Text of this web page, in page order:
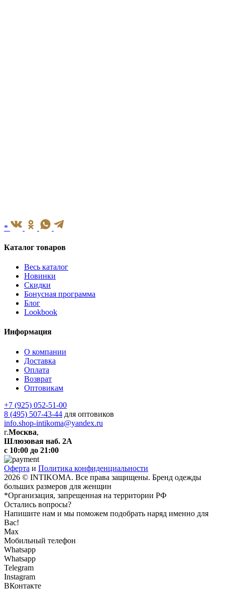
*
Каталог товаров
Весь каталог
Новинки
Скидки
Бонусная программа
Блог
Lookbook
Информация
О компании
Доставка
Оплата
Возврат
Оптовикам
+7 (925) 052-51-00
8 (495) 507-43-44 для оптовиков
info.shop-intikoma@yandex.ru
г.Москва,
Шлюзовая наб. 2А
с 10:00 до 21:00
Оферта и Политика конфиденциальности
2026 © INTIKOMA. Все права защищены. Бренд одежды
больших размеров для женщин
*Организация, запрещенная на территории РФ
Остались вопросы?
Напишите нам и мы поможем подобрать наряд именно для
Вас!
Max
Мобильный телефон
Whatsapp
Whatsapp
Telegram
Instagram
ВКонтакте